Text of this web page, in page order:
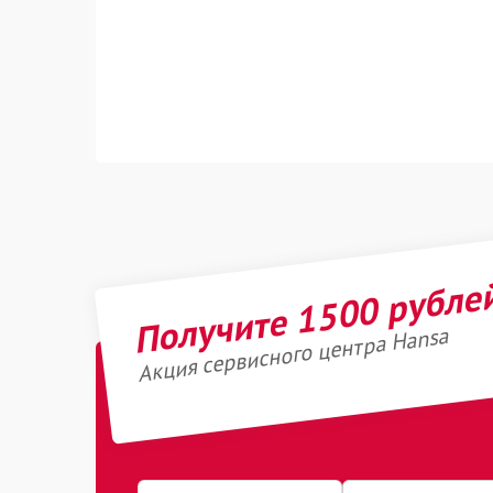
Получите 1500
Акция сервисного центра Hansa